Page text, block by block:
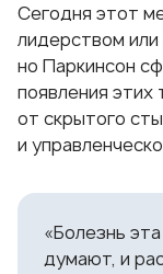
Сегодня этот
лидерством
но Паркинсон
появления этих
от скрытого
и
«Болезнь
думают, и